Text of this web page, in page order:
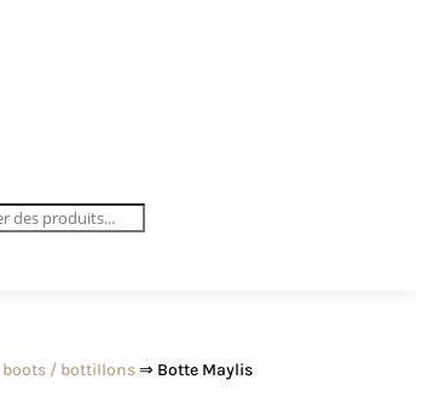
/ bottillons⇒ Botte Maylis